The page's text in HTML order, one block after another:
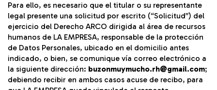
Para ello, es necesario que el titular o su representante
legal presente una solicitud por escrito (“Solicitud”) del
ejercicio del Derecho ARCO dirigida al área de recursos
humanos de LA EMPRESA, responsable de la protección
de Datos Personales, ubicado en el domicilio antes
indicado, o bien, se comunique vía correo electrónico a
la siguiente dirección: buzonmuymucho.rh@gmail.com;
debiendo recibir en ambos casos acuse de recibo, para